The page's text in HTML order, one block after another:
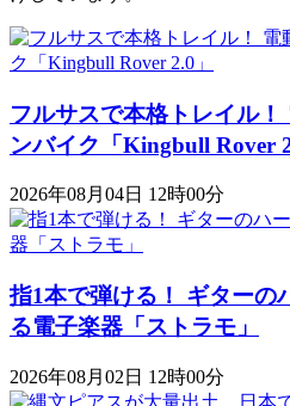
フルサスで本格トレイル
ンバイク「Kingbull Rover
2026年08月04日 12時00分
指1本で弾ける！ ギターの
る電子楽器「ストラモ」
2026年08月02日 12時00分